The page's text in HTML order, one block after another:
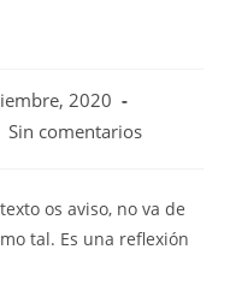
2020
Sin comentarios
os aviso, no va de
tal. Es una reflexión